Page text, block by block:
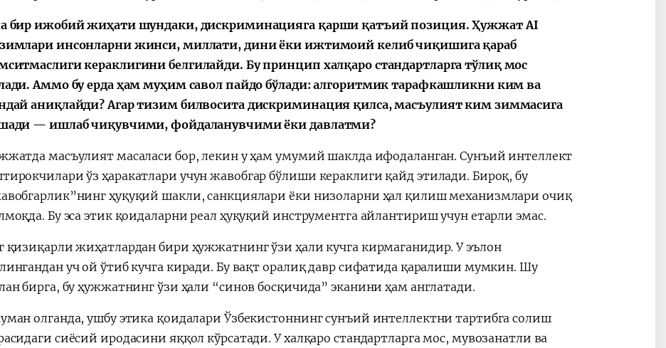
бир ижобий жиҳати шундаки, дискриминацияга қарши қатъий позиция. Ҳужжат AI
инсонларни жинси, миллати, дини ёки ижтимоий келиб чиқишига қараб
кераклигини белгилайди. Бу принцип халқаро стандартларга тўлиқ мос
Аммо бу ерда ҳам муҳим савол пайдо бўлади: алгоритмик тарафкашликни ким ва
аниқлайди? Агар тизим билвосита дискриминация қилса, масъулият ким зиммасига
— ишлаб чиқувчими, фойдаланувчими ёки давлатми?
масъулият масаласи бор, лекин у ҳам умумий шаклда ифодаланган. Сунъий интеллект
ўз ҳаракатлари учун жавобгар бўлиши кераклиги қайд этилади. Бироқ, бу
ҳуқуқий шакли, санкциялари ёки низоларни ҳал қилиш механизмлари очиқ
Бу эса этик қоидаларни реал ҳуқуқий инструментга айлантириш учун етарли эмас.
қизиқарли жиҳатлардан бири ҳужжатнинг ўзи ҳали кучга кирмаганидир. У эълон
уч ой ўтиб кучга киради. Бу вақт оралиқ давр сифатида қаралиши мумкин. Шу
бирга, бу ҳужжатнинг ўзи ҳали “синов босқичида” эканини ҳам англатади.
олганда, ушбу этика қоидалари Ўзбекистоннинг сунъий интеллектни тартибга солиш
сиёсий иродасини яққол кўрсатади. У халқаро стандартларга мос, мувозанатли ва